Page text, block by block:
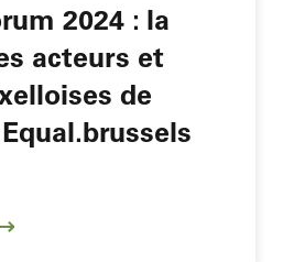
2024 : la
acteurs et
de